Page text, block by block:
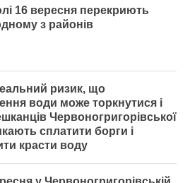
16 вересня перекриють
з районів
ризик, що
води може торкнутися і
Червоногригорівської
сплатити борги і
красти воду